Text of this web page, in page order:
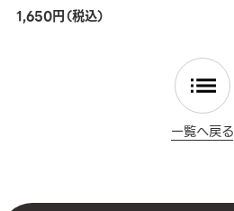
1,650円（税込）
一覧へ戻る